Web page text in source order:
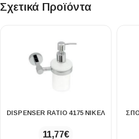
Σχετικά Προϊόντα
DISPENSER RATIO 4175 ΝΙΚΕΛ
11,77€